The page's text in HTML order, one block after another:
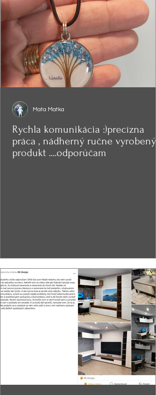
Rychla komunikácia :)precízna
práca , nádherný ručne vyrobený
produkt ....odporúčam
Mata Matka